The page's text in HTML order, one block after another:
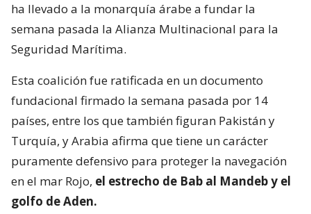
ha llevado a la monarquía árabe a fundar la
semana pasada la Alianza Multinacional para la
Seguridad Marítima.
Esta coalición fue ratificada en un documento
fundacional firmado la semana pasada por 14
países, entre los que también figuran Pakistán y
Turquía, y Arabia afirma que tiene un carácter
puramente defensivo para proteger la navegación
en el mar Rojo, el estrecho de Bab al Mandeb y el
golfo de Aden.